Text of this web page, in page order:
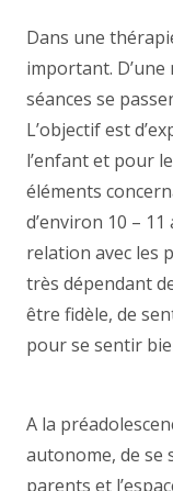
Dans une
important.
séances se
L’objectif est
l’enfant et pour
éléments
d’environ 10 –
relation avec les
très dépendant
être fidèle, de
pour se sentir
A la
autonome, de se
parents et